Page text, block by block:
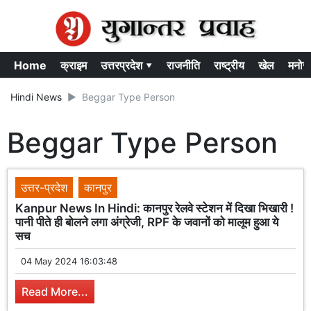
Home क्राइम उत्तरप्रदेश ▾ राजनीति राष्ट्रीय खेल
Hindi News Beggar Type Person
Beggar Type Person
उत्तर-प्रदेश
कानपुर
Kanpur News In Hindi: कानपुर रेलवे स्टेशन में दिखा भिखारी !
पानी पीते ही बोलने लगा अंग्रेजी, RPF के जवानों को मालूम हुआ ये
सच
04 May 2024 16:03:48
Read More...